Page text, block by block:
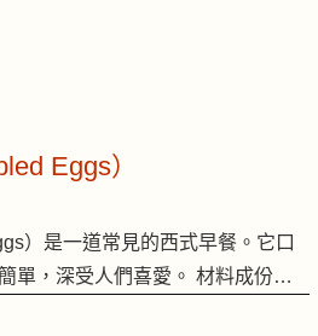
Eggs）
）是一道常見的西式早餐。它口
單，深受人們喜愛。 材料成份…